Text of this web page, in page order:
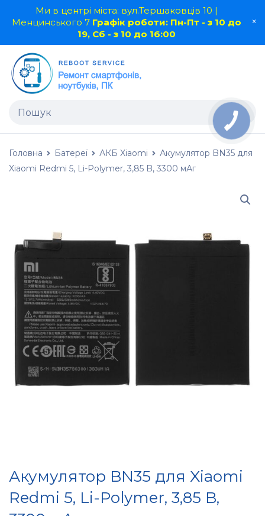
Ми в центрі міста: вул.Тершаковців 10 |
Менцинського 7 Графік роботи: Пн-Пт - з 10 до
19, Сб - з 10 до 16:00
Головна Батереї АКБ Xiaomi
Акумулятор BN35 для
Xiaomi Redmi 5, Li-Polymer, 3,85 B, 3300 мАг
Акумулятор BN35 для Xiaomi
Redmi 5, Li-Polymer, 3,85 B,